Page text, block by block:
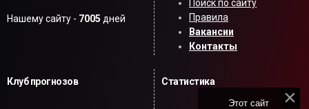
Нашему сайту - 7005 дней
Поиск по сайту
Правила
Вакансии
Контакты
Клуб прогнозов Статистика
Этот сайт